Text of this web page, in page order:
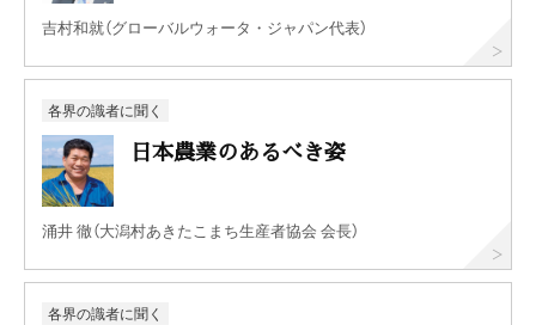
吉村和就（グローバルウォータ・ジャパン代表）
各界の識者に聞く
日本農業のあるべき姿
涌井 徹（大潟村あきたこまち生産者協会 会長）
各界の識者に聞く